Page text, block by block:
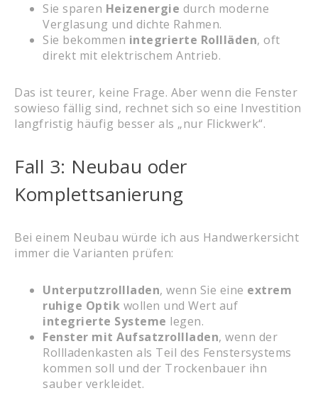
Sie sparen Heizenergie durch moderne
Verglasung und dichte Rahmen.
Sie bekommen integrierte Rollläden, oft
direkt mit elektrischem Antrieb.
Das ist teurer, keine Frage. Aber wenn die Fenster
sowieso fällig sind, rechnet sich so eine Investition
langfristig häufig besser als „nur Flickwerk“.
Fall 3: Neubau oder
Komplettsanierung
Bei einem Neubau würde ich aus Handwerkersicht
immer die Varianten prüfen:
Unterputzrollladen, wenn Sie eine extrem
ruhige Optik wollen und Wert auf
integrierte Systeme legen.
Fenster mit Aufsatzrollladen, wenn der
Rollladenkasten als Teil des Fenstersystems
kommen soll und der Trockenbauer ihn
sauber verkleidet.